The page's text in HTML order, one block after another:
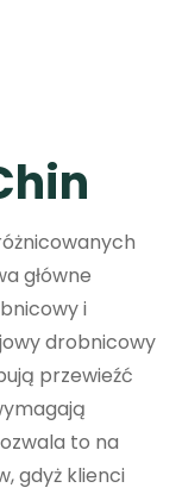
hin
główne
i
drobnicowy
przewieźć
to na
gdyż klienci